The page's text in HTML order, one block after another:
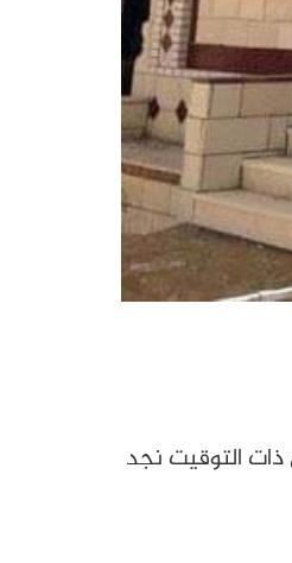
من محل إقامتك، ففي نفس ذات التوقيت نجد